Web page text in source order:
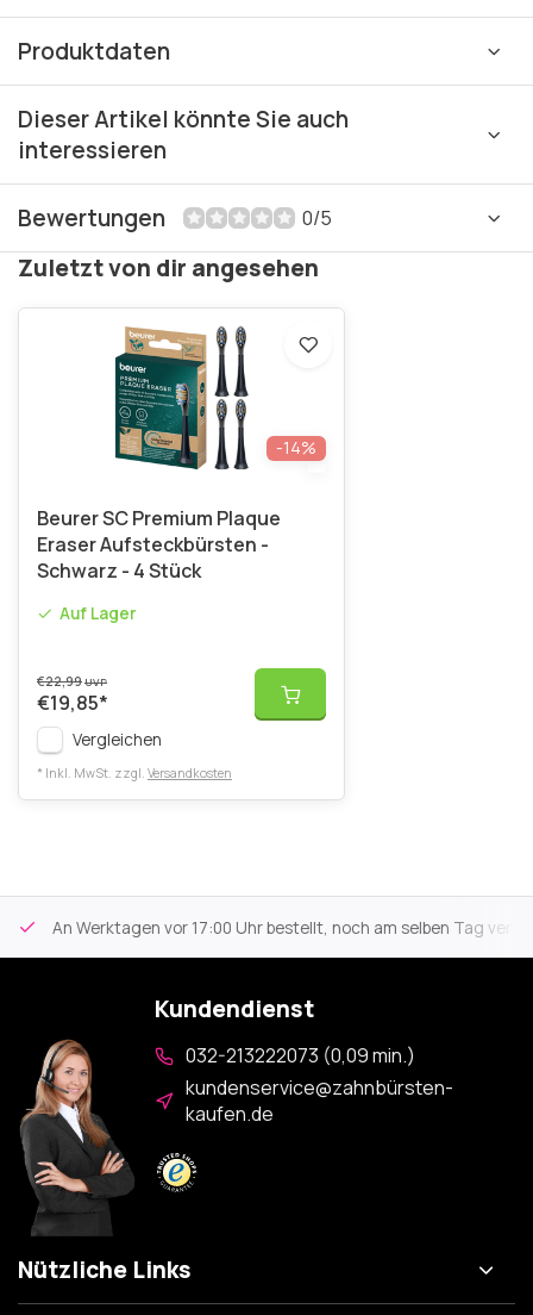
Produktdaten
Dieser Artikel könnte Sie auch
interessieren
Bewertungen 0/5
Zuletzt von dir angesehen
-14%
Beurer SC Premium Plaque
Eraser Aufsteckbürsten -
Schwarz - 4 Stück
Auf Lager
€22,99UVP
€19,85*
Vergleichen
* Inkl. MwSt. zzgl. Versandkosten
An Werktagen vor 17:00 Uhr bestellt, noch am selben Tag
Kundendienst
032-213222073 (0,09 min.)
kundenservice@zahnbürsten-
kaufen.de
Nützliche Links